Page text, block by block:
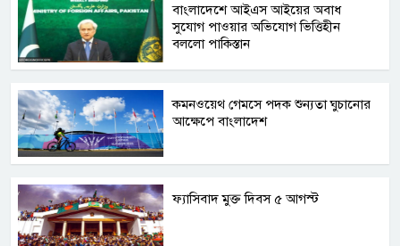
বাংলাদেশে আইএস আইয়ের অবাধ
সুযোগ পাওয়ার অভিযোগ ভিত্তিহীন
বললো পাকিস্তান
কমনওয়েথ গেমসে পদক শুন্যতা ঘুচানোর
আক্ষেপে বাংলাদেশ
ফ্যাসিবাদ মুক্ত দিবস ৫ আগস্ট